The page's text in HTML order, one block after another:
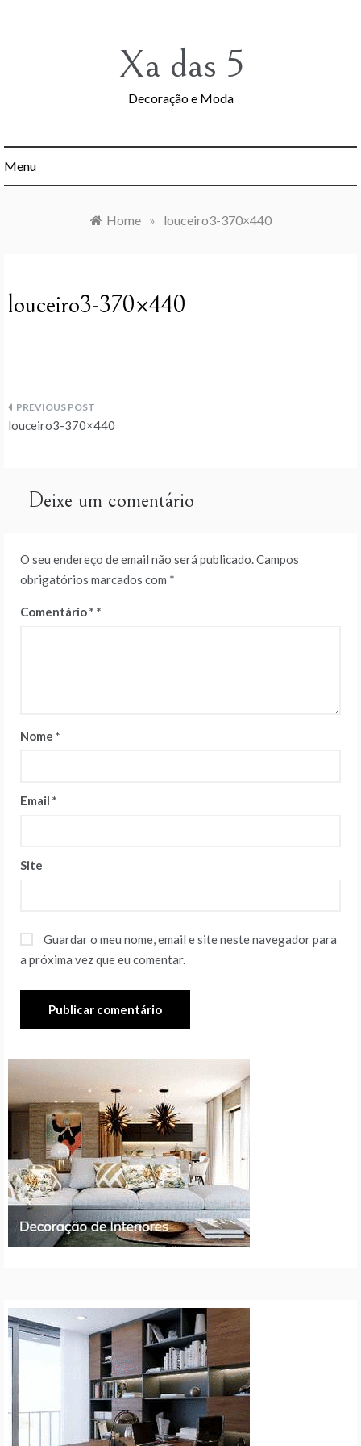
Xa das 5
Decoração e Moda
Menu
Home » louceiro3-370×440
louceiro3-370×440
Navegação
artigos
louceiro3-370×440
Deixe um comentário
O seu endereço de email não será publicado.Campos
obrigatórios marcados com *
Comentário*
Nome *
Email *
Site
Guardar o meu nome, email e site neste navegador para
a próxima vez que eu comentar.